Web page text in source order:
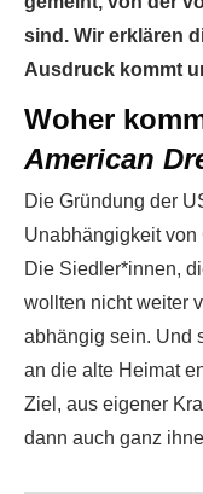
sind. Wir erklären
Ausdruck kommt
Woher
American
Die Gründung der
Unabhängigkeit von
Die Siedler*innen,
wollten nicht weiter
abhängig sein. Und
an die alte Heimat
Ziel, aus eigener
dann auch ganz